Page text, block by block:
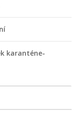
karanténe-